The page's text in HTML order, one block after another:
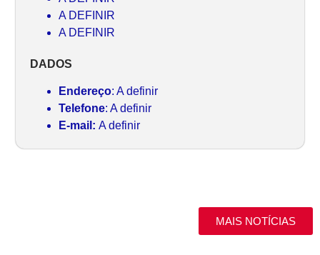
A DEFINIR
A DEFINIR
DADOS
Endereço: A definir
Telefone: A definir
E-mail: A definir
MAIS NOTÍCIAS